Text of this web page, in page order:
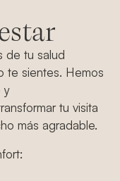
de tu salud
te sientes. Hemos
y
tu visita
más agradable.